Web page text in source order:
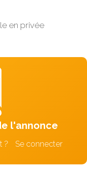
en privée
l'annonce
? Se connecter